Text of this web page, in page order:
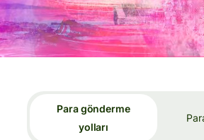
Para gönderme
yolları